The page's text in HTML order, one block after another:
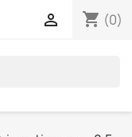
shopping_cart (0)
